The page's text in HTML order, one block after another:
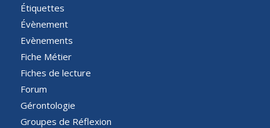
Étiquettes
Évènement
Evènements
Fiche Métier
Fiches de lecture
Forum
Gérontologie
Groupes de Réflexion